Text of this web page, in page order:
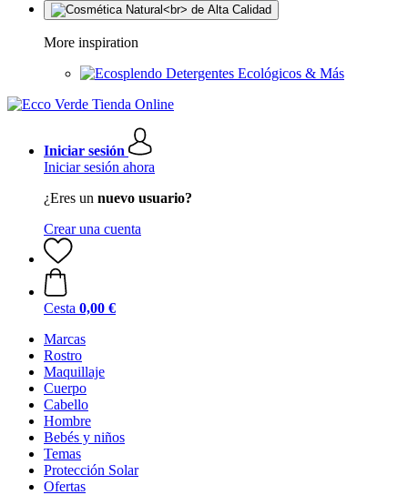
More inspiration
Detergentes Ecológicos & Más
Iniciar sesión
Iniciar sesión ahora
¿Eres un nuevo usuario?
Crear una cuenta
Cesta 0,00 €
Marcas
Rostro
Maquillaje
Cuerpo
Cabello
Hombre
Bebés y niños
Temas
Protección Solar
Ofertas